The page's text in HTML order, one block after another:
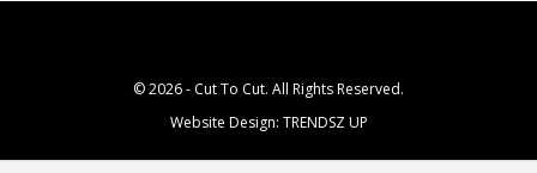
© 2026 - Cut To Cut. All Rights Reserved.
Website Design: TRENDSZ UP